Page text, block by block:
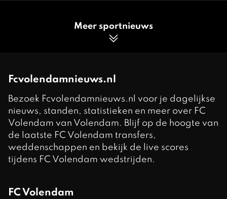
Meer sportnieuws
Fcvolendamnieuws.nl
Bezoek Fcvolendamnieuws.nl voor je dagelijkse
nieuws, standen, statistieken en meer over FC
Volendam van Volendam. Blijf op de hoogte van
de laatste FC Volendam transfers,
weddenschappen en bekijk de live scores
tijdens FC Volendam wedstrijden.
FC Volendam